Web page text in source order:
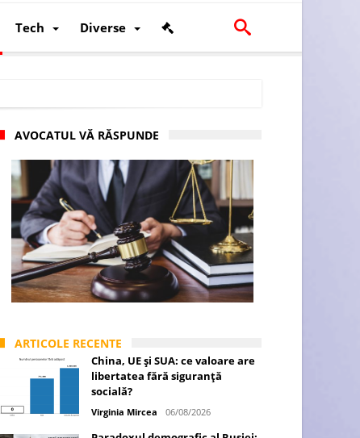
Tech Diverse
fiscalității și poziției României în U.E.
AVOCATUL VĂ RĂSPUNDE
ARTICOLE RECENTE
China, UE și SUA: ce valoare are
libertatea fără siguranță
socială?
Virginia Mircea 06/08/2026